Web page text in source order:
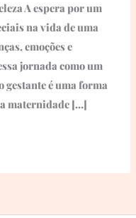
A espera por um
na vida de uma
emoções e
jornada como um
gestante é uma forma
maternidade […]